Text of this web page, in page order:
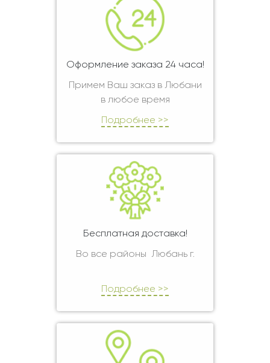
Оформление заказа 24 часа!
Примем Ваш заказ в Любани
в любое время
Подробнее >>
Бесплатная доставка!
Во все районы Любань г.
Подробнее >>